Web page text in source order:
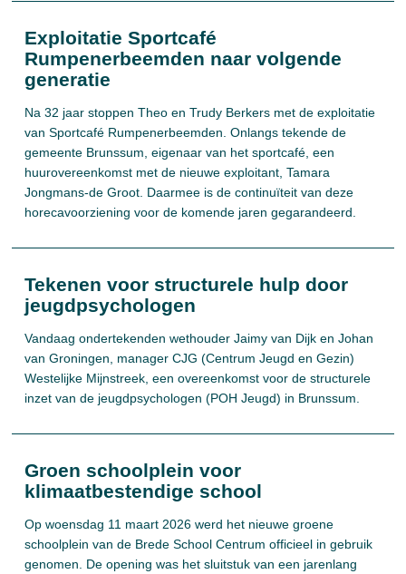
Exploitatie Sportcafé
Rumpenerbeemden naar volgende
generatie
Na 32 jaar stoppen Theo en Trudy Berkers met de exploitatie
van Sportcafé Rumpenerbeemden. Onlangs tekende de
gemeente Brunssum, eigenaar van het sportcafé, een
huurovereenkomst met de nieuwe exploitant, Tamara
Jongmans-de Groot. Daarmee is de continuïteit van deze
horecavoorziening voor de komende jaren gegarandeerd.
Tekenen voor structurele hulp door
jeugdpsychologen
Vandaag ondertekenden wethouder Jaimy van Dijk en Johan
van Groningen, manager CJG (Centrum Jeugd en Gezin)
Westelijke Mijnstreek, een overeenkomst voor de structurele
inzet van de jeugdpsychologen (POH Jeugd) in Brunssum.
Groen schoolplein voor
klimaatbestendige school
Op woensdag 11 maart 2026 werd het nieuwe groene
schoolplein van de Brede School Centrum officieel in gebruik
genomen. De opening was het sluitstuk van een jarenlang